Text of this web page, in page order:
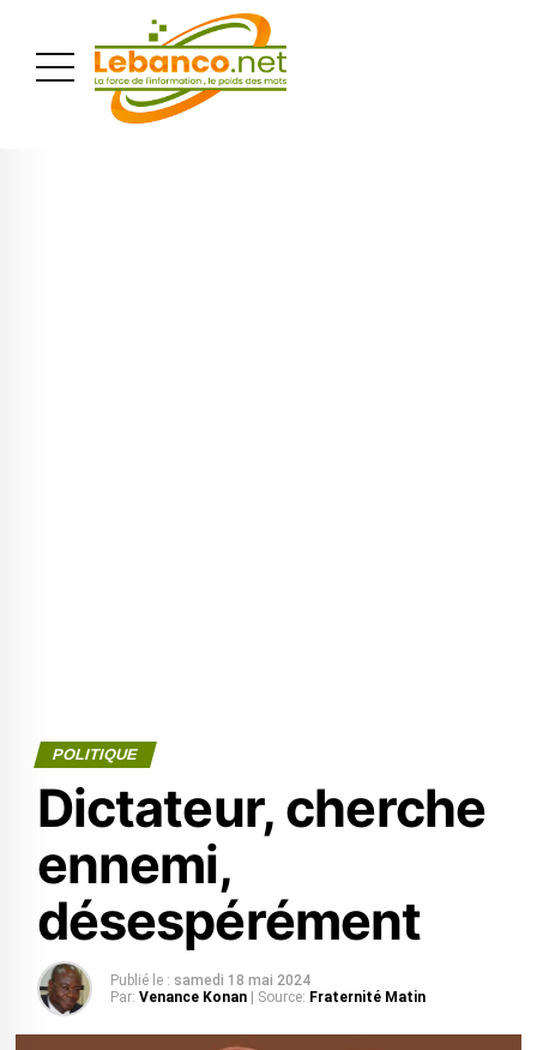
POLITIQUE
Dictateur, cherche
ennemi,
désespérément
Publié le : samedi 18 mai 2024
Par: Venance Konan | Source: Fraternité Matin